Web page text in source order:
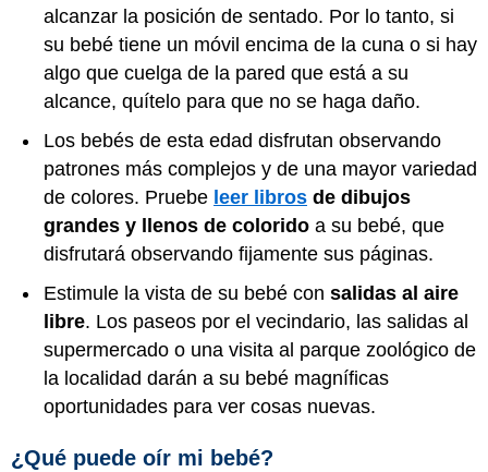
alcanzar la posición de sentado. Por lo tanto, si
su bebé tiene un móvil encima de la cuna o si hay
algo que cuelga de la pared que está a su
alcance, quítelo para que no se haga daño.
Los bebés de esta edad disfrutan observando
patrones más complejos y de una mayor variedad
de colores. Pruebe leer libros de dibujos
grandes y llenos de colorido a su bebé, que
disfrutará observando fijamente sus páginas.
Estimule la vista de su bebé con salidas al aire
libre. Los paseos por el vecindario, las salidas al
supermercado o una visita al parque zoológico de
la localidad darán a su bebé magníficas
oportunidades para ver cosas nuevas.
¿Qué puede oír mi bebé?